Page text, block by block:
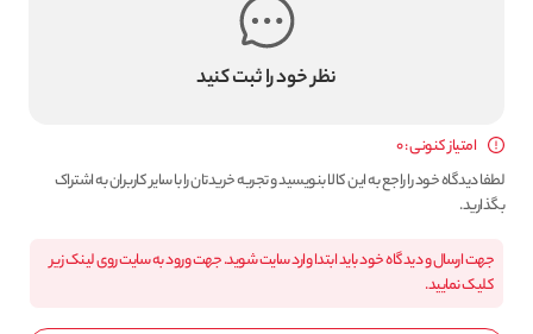
نظر خود را ثبت کنید
امتیاز کنونی : 0
لطفا دیدگاه خود را راجع به این کالا بنویسید و تجربه خریدتان را با سایر کاربران به اشتراک
بگذارید.
جهت ارسال و دیدگاه خود باید ابتدا وارد سایت شوید. جهت ورود به سایت روی لینک زیر
کلیک نمایید.